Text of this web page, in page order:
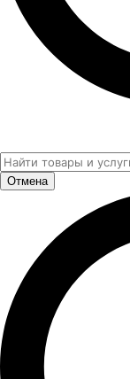
Отмена